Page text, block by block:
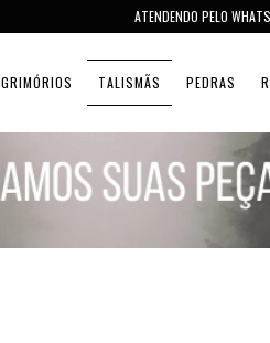
ATENDENDO PELO
GRIMÓRIOS TALISMÃS PEDRAS